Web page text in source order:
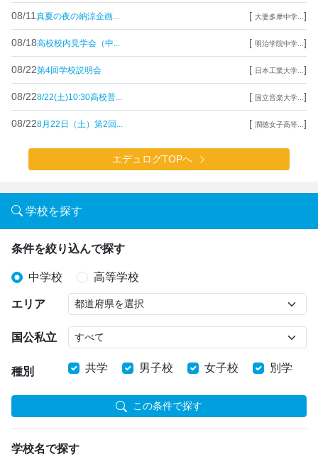
08/11 真夏の夜の納涼企画... [ 大妻多摩中学... ]
08/18高校校内見学会（中... [ 明治学院中学... ]
08/22第4回学校説明会 [ 日本工業大学... ]
08/228/22(土)10:30高校普... [ 国立音楽大学... ]
08/228月22日（土）第2回... [ 潤徳女子高等... ]
エデュログTOPへ
学校を探す
条件を絞り込んで探す
中学校 高等学校
エリア
国公私立
種別 共学 男子校 女子校 別学
この条件で探す
学校名で探す